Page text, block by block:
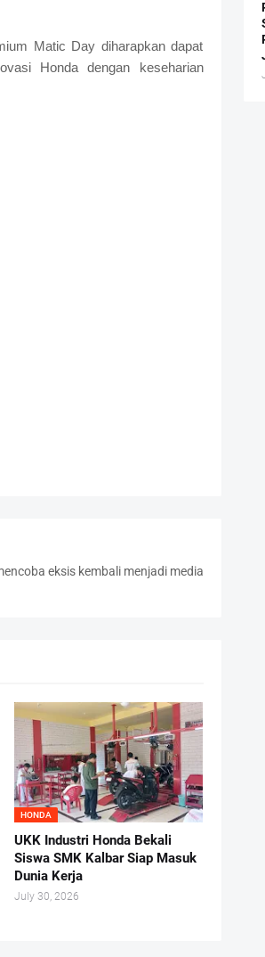
Matic Day diharapkan dapat
Honda dengan keseharian
eksis kembali menjadi media
HONDA
UKK Industri Honda Bekali
Siswa SMK Kalbar Siap Masuk
Dunia Kerja
July 30, 2026